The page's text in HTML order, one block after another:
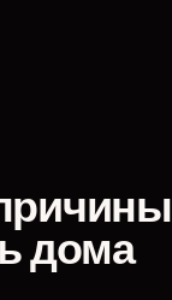
дома